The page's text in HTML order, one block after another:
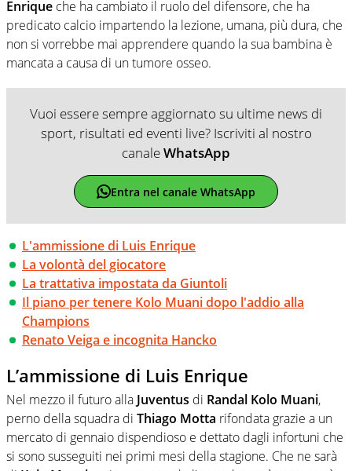
Enrique che ha cambiato il ruolo del difensore, che ha
predicato calcio impartendo la lezione, umana, più dura, che
non si vorrebbe mai apprendere quando la sua bambina è
mancata a causa di un tumore osseo.
Vuoi essere sempre aggiornato su ultime news di
sport, risultati ed eventi live? Iscriviti al nostro
canaleWhatsApp
Entra nel canale WhatsApp
L'ammissione di Luis Enrique
La volontà del giocatore
La trattativa impostata da Giuntoli
Il piano per tenere Kolo Muani dopo l'addio alla
Champions
Renato Veiga e incognita Hancko
L’ammissione di Luis Enrique
Nel mezzo il futuro alla Juventus di Randal Kolo Muani,
perno della squadra di Thiago Motta rifondata grazie a un
mercato di gennaio dispendioso e dettato dagli infortuni che
si sono susseguiti nei primi mesi della stagione. Che ne sarà